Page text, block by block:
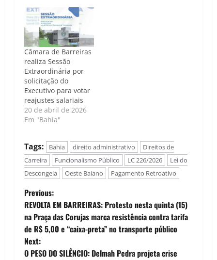
Caso de Política |
Luís Carlos Nunes -
O Senado Federal
aprovou, nesta terça-
feira (16), o projeto
de lei complementar
que autoriza os
entes das três
esferas de…
Câmara de Barreiras
realiza Sessão
Extraordinária por
solicitação do
Executivo para votar
reajustes salariais
20 de abril de 2026
Em "Bahia"
Tags: Bahia direito administrativo
Direitos de
Carreira
Funcionalismo Público LC 226/2026
Lei do
Descongela
Oeste Baiano Pagamento Retroativo
P
o
s
Previous:
REVOLTA EM BARREIRAS: Protesto nesta quinta (15)
na Praça das Corujas marca resistência contra tarifa
de R$ 5,00 e “caixa-preta” no transporte público
Next:
O PESO DO SILÊNCIO: Delmah Pedra projeta crise